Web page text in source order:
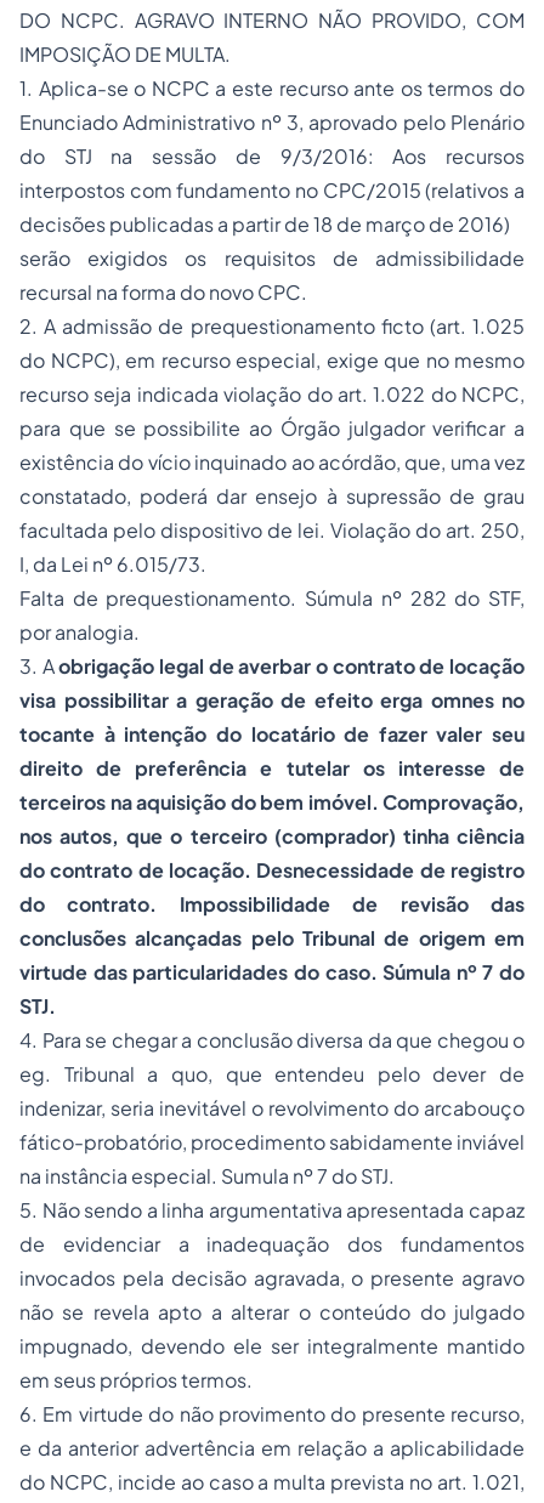
DO NCPC. AGRAVO INTERNO NÃO PROVIDO, COM
IMPOSIÇÃO DE MULTA.
1. Aplica-se o NCPC a este recurso ante os termos do
Enunciado Administrativo nº 3, aprovado pelo Plenário
do STJ na sessão de 9/3/2016: Aos recursos
interpostos com fundamento no CPC/2015 (relativos a
decisões publicadas a partir de 18 de março de 2016)
serão exigidos os requisitos de admissibilidade
recursal na forma do novo CPC.
2. A admissão de prequestionamento ficto (art. 1.025
do NCPC), em recurso especial, exige que no mesmo
recurso seja indicada violação do art. 1.022 do NCPC,
para que se possibilite ao Órgão julgador verificar a
existência do vício inquinado ao acórdão, que, uma vez
constatado, poderá dar ensejo à supressão de grau
facultada pelo dispositivo de lei. Violação do art. 250,
I, da Lei nº 6.015/73.
Falta de prequestionamento. Súmula nº 282 do STF,
por analogia.
3. Aobrigação legal de averbar o contrato de locação
visa possibilitar a geração de efeito erga omnes no
tocante à intenção do locatário de fazer valer seu
direito de preferência e tutelar os interesse de
terceiros na aquisição do bem imóvel. Comprovação,
nos autos, que o terceiro (comprador) tinha ciência
do contrato de locação. Desnecessidade de registro
do contrato. Impossibilidade de revisão das
conclusões alcançadas pelo Tribunal de origem em
virtude das particularidades do caso. Súmula nº 7 do
STJ.
4. Para se chegar a conclusão diversa da que chegou o
eg. Tribunal a quo, que entendeu pelo dever de
indenizar, seria inevitável o revolvimento do arcabouço
fático-probatório, procedimento sabidamente inviável
na instância especial. Sumula nº 7 do STJ.
5. Não sendo a linha argumentativa apresentada capaz
de evidenciar a inadequação dos fundamentos
invocados pela decisão agravada, o presente agravo
não se revela apto a alterar o conteúdo do julgado
impugnado, devendo ele ser integralmente mantido
em seus próprios termos.
6. Em virtude do não provimento do presente recurso,
e da anterior advertência em relação a aplicabilidade
do NCPC, incide ao caso a multa prevista no art. 1.021,